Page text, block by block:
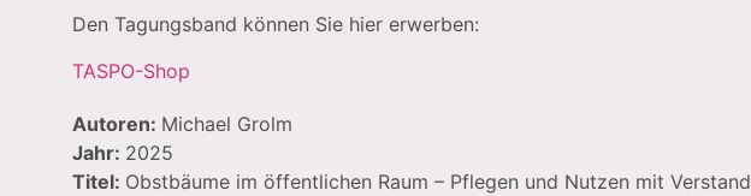
Den Tagungsband können Sie hier erwerben:
TASPO-Shop
Autoren: Michael Grolm
Jahr: 2025
Titel: Obstbäume im öffentlichen Raum – Pflegen und Nutzen mit Verstand